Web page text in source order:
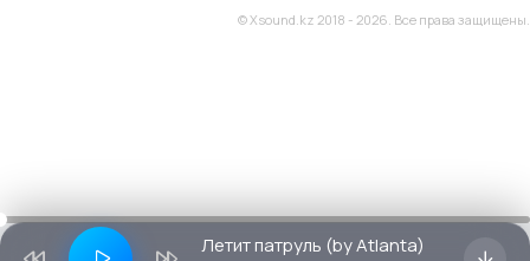
© Xsound.kz 2018 - 2026. Все права защищены.
Летит патруль (by Atlanta)